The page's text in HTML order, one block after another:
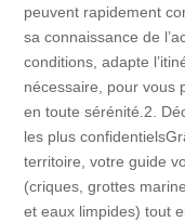
peuvent rapidement
sa connaissance de
conditions, adapte
nécessaire, pour vous
en toute sérénité.2.
les plus
territoire, votre guide
(criques, grottes
et eaux limpides) tout